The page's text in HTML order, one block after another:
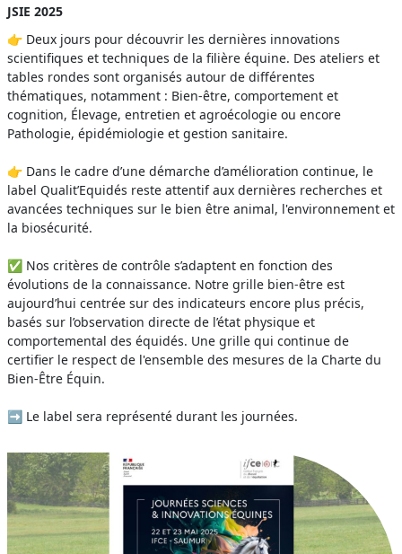
JSIE 2025
👉 Deux jours pour découvrir les dernières innovations
scientifiques et techniques de la filière équine. Des ateliers et
tables rondes sont organisés autour de différentes
thématiques, notamment : Bien-être, comportement et
cognition, Élevage, entretien et agroécologie ou encore
Pathologie, épidémiologie et gestion sanitaire.
👉 Dans le cadre d’une démarche d’amélioration continue, le
label Qualit’Equidés reste attentif aux dernières recherches et
avancées techniques sur le bien être animal, l'environnement et
la biosécurité.
✅ Nos critères de contrôle s’adaptent en fonction des
évolutions de la connaissance. Notre grille bien-être est
aujourd’hui centrée sur des indicateurs encore plus précis,
basés sur l’observation directe de l’état physique et
comportemental des équidés. Une grille qui continue de
certifier le respect de l'ensemble des mesures de la Charte du
Bien-Être Équin.
➡️ Le label sera représenté durant les journées.